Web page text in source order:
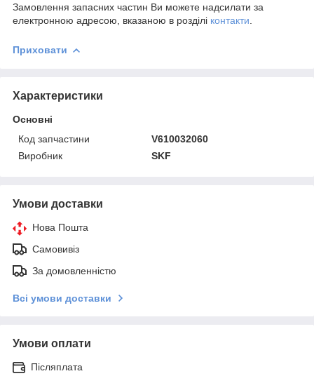
Замовлення запасних частин Ви можете надсилати за
електронною адресою, вказаною в розділі контакти
Приховати
Характеристики
Основні
Код запчастини
V610032060
Виробник
SKF
Умови доставки
Нова Пошта
Самовивіз
За домовленністю
Всі умови доставки
Умови оплати
Післяплата